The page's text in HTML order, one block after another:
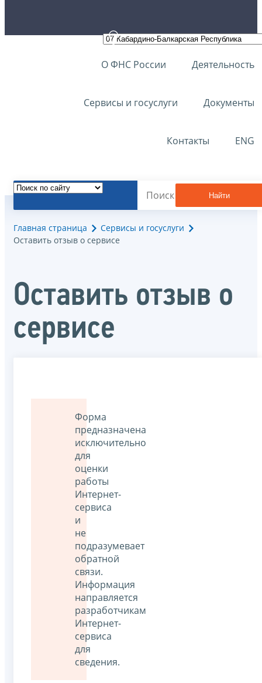
О ФНС России Деятельность
Сервисы и госуслуги Документы
Контакты ENG
Найти
Главная страница
Сервисы и госуслуги
Оставить отзыв о сервисе
Оставить отзыв о
сервисе
Форма
предназначена
исключительно
для
оценки
работы
Интернет-
сервиса
и
не
подразумевает
обратной
связи.
Информация
направляется
разработчикам
Интернет-
сервиса
для
сведения.